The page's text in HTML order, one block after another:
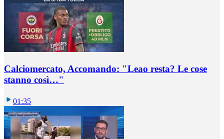
Calciomercato, Accomando: "Leao resta? Le cose
stanno così…"
01:35